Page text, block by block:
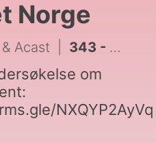
Norge
Acast 343 - Fryseboksens inntog i Norge - iskald propaganda
om